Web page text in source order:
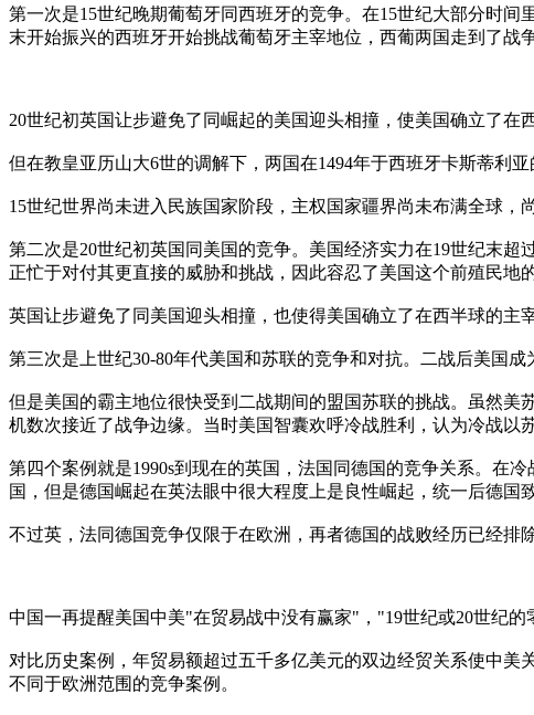
第一次是15世纪晚期葡萄牙同西班牙的竞争。在15世纪大部分时
末开始振兴的西班牙开始挑战葡萄牙主宰地位，西葡两国走到了战争
20世纪初英国让步避免了同崛起的美国迎头相撞，使美国确立了
但在教皇亚历山大6世的调解下，两国在1494年于西班牙卡斯蒂利
15世纪世界尚未进入民族国家阶段，主权国家疆界尚未布满全球
第二次是20世纪初英国同美国的竞争。美国经济实力在19世纪末
正忙于对付其更直接的威胁和挑战，因此容忍了美国这个前殖民地的
英国让步避免了同美国迎头相撞，也使得美国确立了在西半球的主
第三次是上世纪30-80年代美国和苏联的竞争和对抗。二战后美国
但是美国的霸主地位很快受到二战期间的盟国苏联的挑战。虽然
机数次接近了战争边缘。当时美国智囊欢呼冷战胜利，认为冷战以
第四个案例就是1990s到现在的英国，法国同德国的竞争关系。在
国，但是德国崛起在英法眼中很大程度上是良性崛起，统一后德国
不过英，法同德国竞争仅限于在欧洲，再者德国的战败经历已经排
中国一再提醒美国中美"在贸易战中没有赢家"，"19世纪或20世纪的
对比历史案例，年贸易额超过五千多亿美元的双边经贸关系使中
不同于欧洲范围的竞争案例。